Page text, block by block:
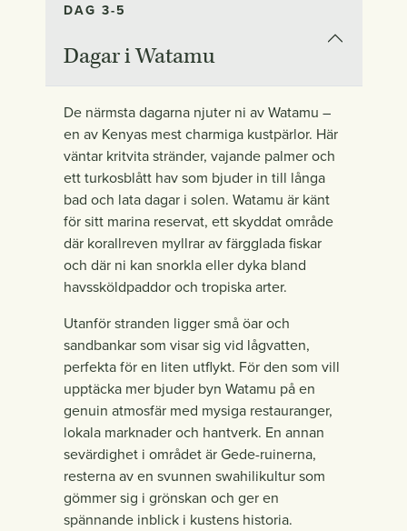
DAG 3-5
Dagar i Watamu
De närmsta dagarna njuter ni av Watamu –
en av Kenyas mest charmiga kustpärlor. Här
väntar kritvita stränder, vajande palmer och
ett turkosblått hav som bjuder in till långa
bad och lata dagar i solen. Watamu är känt
för sitt marina reservat, ett skyddat område
där korallreven myllrar av färgglada fiskar
och där ni kan snorkla eller dyka bland
havssköldpaddor och tropiska arter.
Utanför stranden ligger små öar och
sandbankar som visar sig vid lågvatten,
perfekta för en liten utflykt. För den som vill
upptäcka mer bjuder byn Watamu på en
genuin atmosfär med mysiga restauranger,
lokala marknader och hantverk. En annan
sevärdighet i området är Gede-ruinerna,
resterna av en svunnen swahilikultur som
gömmer sig i grönskan och ger en
spännande inblick i kustens historia.